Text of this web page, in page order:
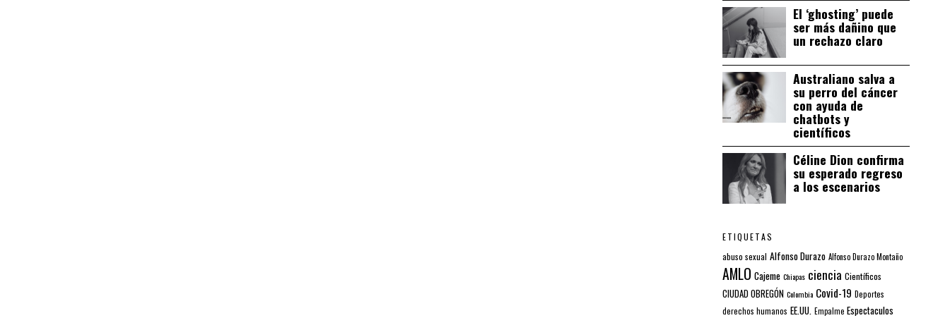
El ‘ghosting’ puede
ser más dañino que
un rechazo claro
Australiano salva a
su perro del cáncer
con ayuda de
chatbots y
científicos
Céline Dion confirma
su esperado regreso
a los escenarios
ETIQUETAS
abuso sexual Alfonso Durazo Alfonso Durazo Montaño
AMLO Cajeme Chiapas ciencia Científicos
CIUDAD OBREGÓN Colombia Covid-19 Deportes
derechos humanos EE.UU. Empalme Espectaculos